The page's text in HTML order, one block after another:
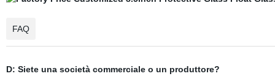
FAQ
D: Siete una società commerciale o un produttore?